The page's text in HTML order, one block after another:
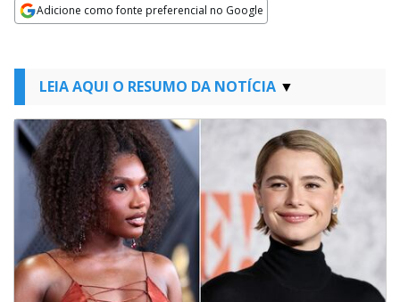
Adicione como fonte preferencial no Google
LEIA AQUI O RESUMO DA NOTÍCIA